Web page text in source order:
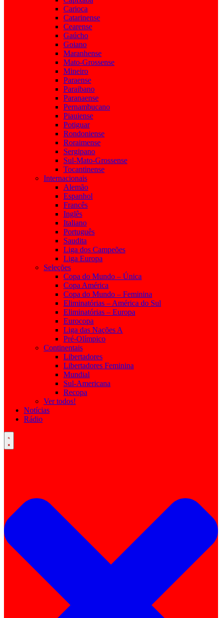
Carioca
Catarinense
Cearense
Gaúcho
Goiano
Maranhense
Mato-Grossense
Mineiro
Paraense
Paraibano
Paranaense
Pernambucano
Piauiense
Potiguar
Rondoniense
Roraimense
Sergipano
Sul-Mato-Grossense
Tocantinense
Internacionais
Alemão
Espanhol
Francês
Inglês
Italiano
Português
Saudita
Liga dos Campeões
Liga Europa
Seleções
Copa do Mundo – Única
Copa América
Copa do Mundo – Feminina
Eliminatórias – América do Sul
Eliminatórias – Europa
Eurocopa
Liga das Nações A
Pré-Olímpico
Continentais
Libertadores
Libertadores Feminina
Mundial
Sul-Americana
Recopa
Ver todos!
Notícias
Rádio